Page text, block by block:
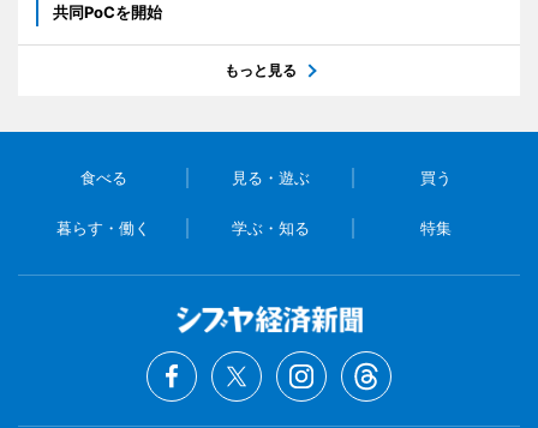
共同PoCを開始
もっと見る
食べる 見る・遊ぶ 買う
暮らす・働く 学ぶ・知る 特集